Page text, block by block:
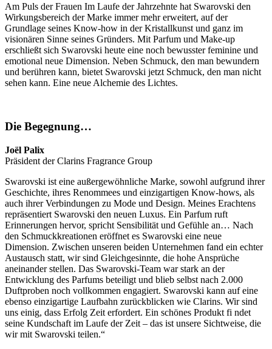
Am Puls der Frauen Im Laufe der Jahrzehnte hat Swarovski den
Wirkungsbereich der Marke immer mehr erweitert, auf der
Grundlage seines Know-how in der Kristallkunst und ganz im
visionären Sinne seines Gründers. Mit Parfum und Make-up
erschließt sich Swarovski heute eine noch bewusster feminine und
emotional neue Dimension. Neben Schmuck, den man bewundern
und berühren kann, bietet Swarovski jetzt Schmuck, den man nicht
sehen kann. Eine neue Alchemie des Lichtes.
Die Begegnung…
Joël Palix
Präsident der Clarins Fragrance Group
Swarovski ist eine außergewöhnliche Marke, sowohl aufgrund ihrer
Geschichte, ihres Renommees und einzigartigen Know-hows, als
auch ihrer Verbindungen zu Mode und Design. Meines Erachtens
repräsentiert Swarovski den neuen Luxus. Ein Parfum ruft
Erinnerungen hervor, spricht Sensibilität und Gefühle an… Nach
den Schmuckkreationen eröffnet es Swarovski eine neue
Dimension. Zwischen unseren beiden Unternehmen fand ein echter
Austausch statt, wir sind Gleichgesinnte, die hohe Ansprüche
aneinander stellen. Das Swarovski-Team war stark an der
Entwicklung des Parfums beteiligt und blieb selbst nach 2.000
Duftproben noch vollkommen engagiert. Swarovski kann auf eine
ebenso einzigartige Laufbahn zurückblicken wie Clarins. Wir sind
uns einig, dass Erfolg Zeit erfordert. Ein schönes Produkt fi ndet
seine Kundschaft im Laufe der Zeit – das ist unsere Sichtweise, die
wir mit Swarovski teilen.“